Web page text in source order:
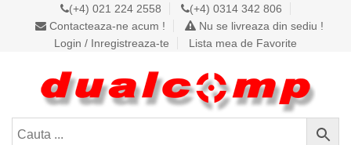
(+4) 021 224 2558
(+4) 0314 342 806
Contacteaza-ne acum !
Nu se livreaza din sediu !
Login / Inregistreaza-te
Lista mea de Favorite